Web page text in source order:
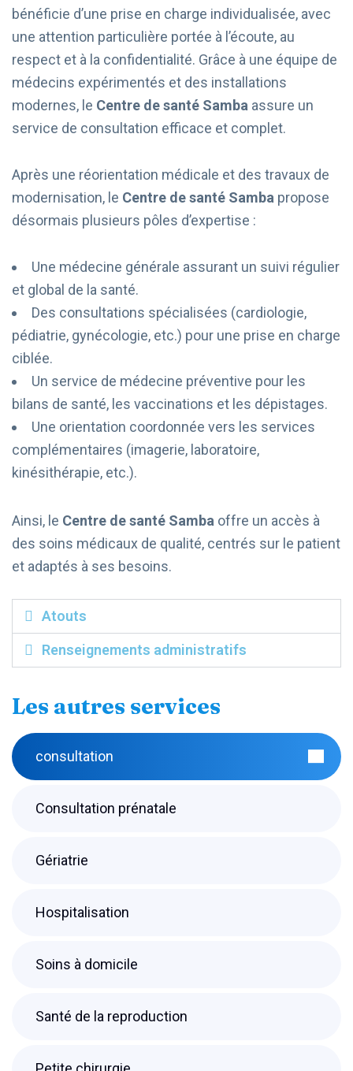
bénéficie d’une prise en charge individualisée, avec
une attention particulière portée à l’écoute, au
respect et à la confidentialité. Grâce à une équipe de
médecins expérimentés et des installations
modernes, le Centre de santé Samba assure un
service de consultation efficace et complet.
Après une réorientation médicale et des travaux de
modernisation, le Centre de santé Samba propose
désormais plusieurs pôles d’expertise :
Une médecine générale assurant un suivi régulier
et global de la santé.
Des consultations spécialisées (cardiologie,
pédiatrie, gynécologie, etc.) pour une prise en charge
ciblée.
Un service de médecine préventive pour les
bilans de santé, les vaccinations et les dépistages.
Une orientation coordonnée vers les services
complémentaires (imagerie, laboratoire,
kinésithérapie, etc.).
Ainsi, le Centre de santé Samba offre un accès à
des soins médicaux de qualité, centrés sur le patient
et adaptés à ses besoins.
Atouts
Renseignements administratifs
Les autres services
consultation
Consultation prénatale
Gériatrie
Hospitalisation
Soins à domicile
Santé de la reproduction